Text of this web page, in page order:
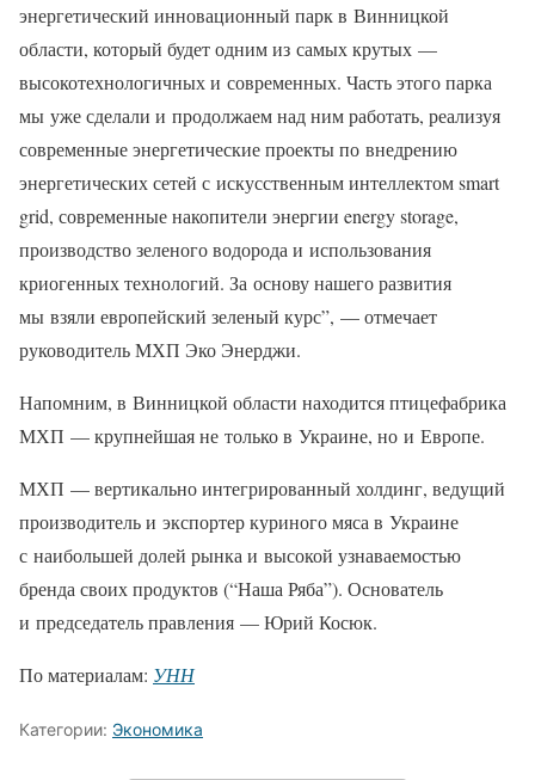
энергетический инновационный парк в Винницкой
области, который будет одним из самых крутых —
высокотехнологичных и современных. Часть этого парка
мы уже сделали и продолжаем над ним работать, реализуя
современные энергетические проекты по внедрению
энергетических сетей с искусственным интеллектом smart
grid, современные накопители энергии energy storage,
производство зеленого водорода и использования
криогенных технологий. За основу нашего развития
мы взяли европейский зеленый курс”, — отмечает
руководитель МХП Эко Энерджи.
Напомним, в Винницкой области находится птицефабрика
МХП — крупнейшая не только в Украине, но и Европе.
МХП — вертикально интегрированный холдинг, ведущий
производитель и экспортер куриного мяса в Украине
с наибольшей долей рынка и высокой узнаваемостью
бренда своих продуктов (“Наша Ряба”). Основатель
и председатель правления — Юрий Косюк.
По материалам: УНН
Категории: Экономика